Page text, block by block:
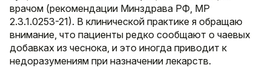
врачом (рекомендации Минздрава РФ, МР
2.3.1.0253-21). В клинической практике я обращаю
внимание, что пациенты редко сообщают о чаевых
добавках из чеснока, и это иногда приводит к
недоразумениям при назначении лекарств.